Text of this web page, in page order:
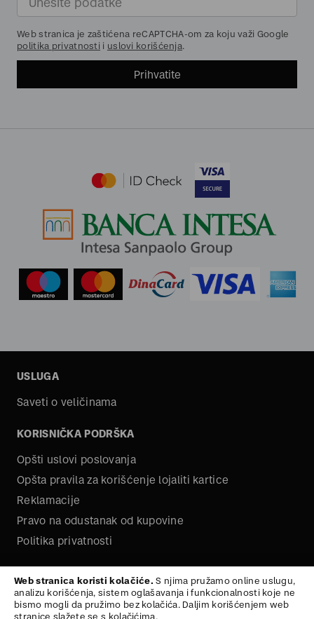
Web stranica je zaštićena reCAPTCHA-om za koju važi Google
politika privatnosti i uslovi korišćenja.
Prihvatite
USLUGA
Saveti o veličinama
KORISNIČKA PODRŠKA
Opšti uslovi poslovanja
Opšta pravila za korišćenje lojaliti kartice
Reklamacije
Pravo na odustanak od kupovine
Politika privatnosti
Kariera
Web stranica koristi kolačiće. S njima pružamo online uslugu,
analizu korišćenja, sistem oglašavanja i funkcionalnosti koje ne
bismo mogli da pružimo bez kolačića. Daljim korišćenjem web
stranice slažete se s kolačićima.